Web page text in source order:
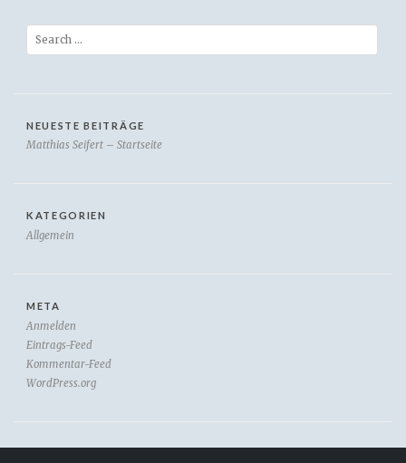
Search
NEUESTE BEITRÄGE
Matthias Seifert – Startseite
KATEGORIEN
Allgemein
META
Anmelden
Eintrags-Feed
Kommentar-Feed
WordPress.org